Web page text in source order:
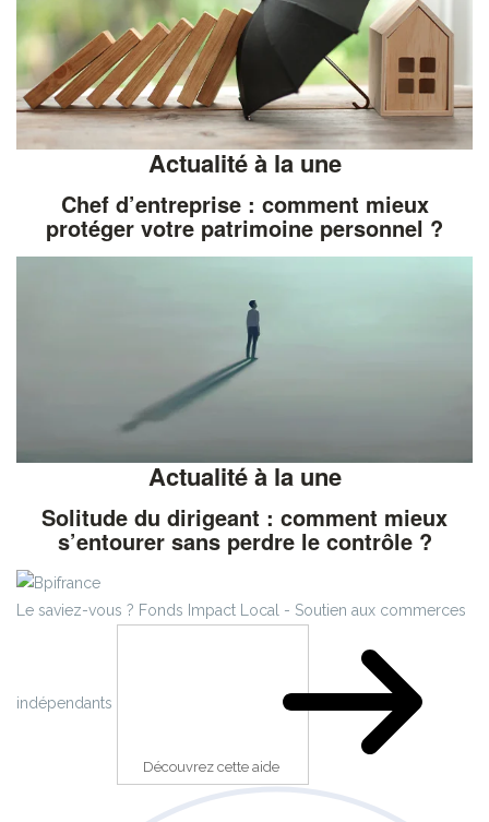
Actualité à la une
Chef d’entreprise : comment mieux
protéger votre patrimoine personnel ?
Actualité à la une
Solitude du dirigeant : comment mieux
s’entourer sans perdre le contrôle ?
Le saviez-vous ? Fonds Impact Local - Soutien aux commerces
indépendants
Découvrez cette aide